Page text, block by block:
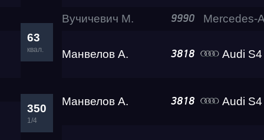
63
квал.
Вучичевич М. 9990
Манвелов А. 3818 Audi S4 Eva
350
1/4
Манвелов А. 3818 Audi S4 Eva